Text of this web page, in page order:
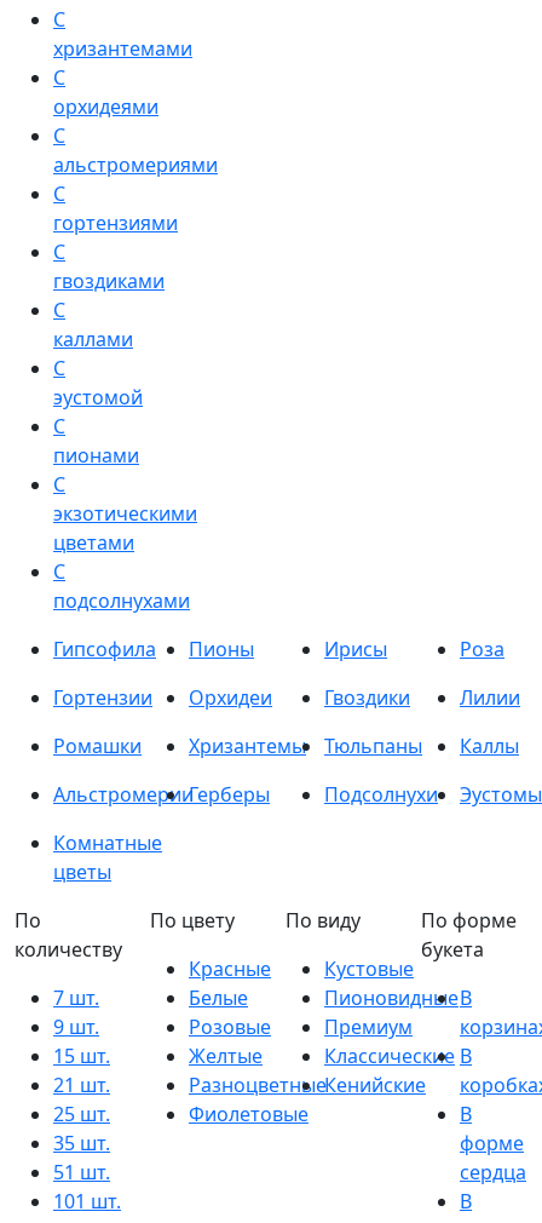
С
хризантемами
С
орхидеями
С
альстромериями
С
гортензиями
С
гвоздиками
С
каллами
С
эустомой
С
пионами
С
экзотическими
цветами
С
подсолнухами
Гипсофила
Пионы Ирисы
Роза
Гортензии
Орхидеи Гвоздики
Лилии
Ромашки
Хризантемы Тюльпаны
Каллы
АльстромерииГерберы Подсолнухи
Эустомы
Комнатные
цветы
По
количеству
7 шт.
9 шт.
15 шт.
21 шт.
25 шт.
35 шт.
51 шт.
101 шт.
По цвету
Красные
Белые
Розовые
Желтые
Разноцветные
Фиолетовые
По виду
Кустовые
Пионовидные
Премиум
Классические
Кенийские
По форме
букета
В
В
В
форме
сердца
В